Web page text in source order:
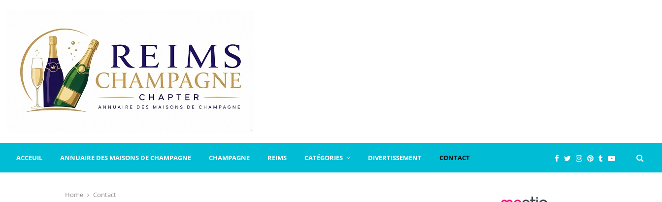
ACCEUIL ANNUAIRE DES MAISONS DE CHAMPAGNE CHAMPAGNE REIMS CATÉGORIES DIVERTISSEMENT CONTACT
Home Contact